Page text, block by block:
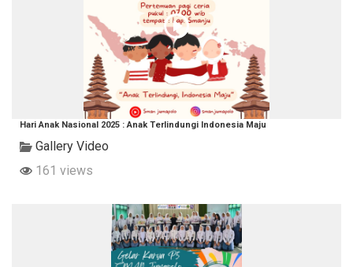
Hari Anak Nasional 2025 : Anak Terlindungi Indonesia Maju
Gallery Video
161 views